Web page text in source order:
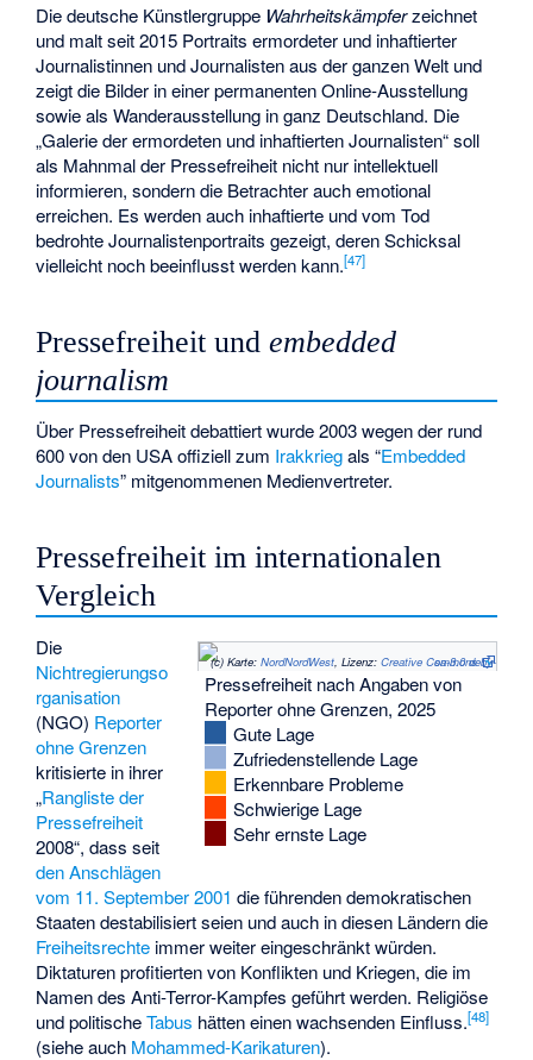
Die deutsche Künstlergruppe Wahrheitskämpferzeichnet
und malt seit 2015 Portraits ermordeter und inhaftierter
Journalistinnen und Journalisten aus der ganzen Welt und
zeigt die Bilder in einer permanenten Online-Ausstellung
sowie als Wanderausstellung in ganz Deutschland. Die
„Galerie der ermordeten und inhaftierten Journalisten“ soll
als Mahnmal der Pressefreiheit nicht nur intellektuell
informieren, sondern die Betrachter auch emotional
erreichen. Es werden auch inhaftierte und vom Tod
bedrohte Journalistenportraits gezeigt, deren Schicksal
vielleicht noch beeinflusst werden kann.[47]
Pressefreiheit undembedded
journalism
Über Pressefreiheit debattiert wurde 2003 wegen der rund
600 von den USA offiziell zum Irakkriegals “Embedded
Journalists” mitgenommenen Medienvertreter.
Pressefreiheit im internationalen
Vergleich
(c) Karte: NordNordWest, Lizenz: Creative Commons by-sa-3.0 de
Pressefreiheit nach Angaben von
Reporter ohne Grenzen, 2025
Gute Lage
Zufriedenstellende Lage
Erkennbare Probleme
Schwierige Lage
Sehr ernste Lage
Die
Nichtregierungso
rganisation
(NGO) Reporter
ohne Grenzen
kritisierte in ihrer
„Rangliste der
Pressefreiheit
2008“, dass seit
den Anschlägen
vom 11. September 2001 die führenden demokratischen
Staaten destabilisiert seien und auch in diesen Ländern die
Freiheitsrechte immer weiter eingeschränkt würden.
Diktaturen profitierten von Konflikten und Kriegen, die im
Namen des Anti-Terror-Kampfes geführt werden. Religiöse
und politischeTabus hätten einen wachsenden Einfluss.[48]
(siehe auch Mohammed-Karikaturen).